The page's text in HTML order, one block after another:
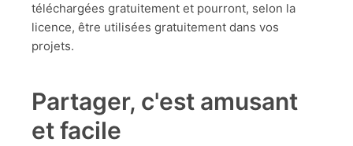
téléchargées gratuitement et pourront, selon la
licence, être utilisées gratuitement dans vos
projets.
Partager, c'est amusant
et facile